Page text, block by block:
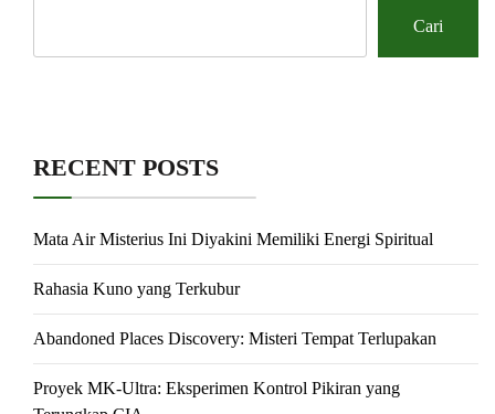
Cari
RECENT POSTS
Mata Air Misterius Ini Diyakini Memiliki Energi Spiritual
Rahasia Kuno yang Terkubur
Abandoned Places Discovery: Misteri Tempat Terlupakan
Proyek MK-Ultra: Eksperimen Kontrol Pikiran yang